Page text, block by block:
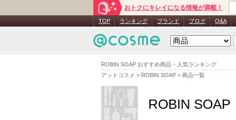
ROBIN SOAP おすすめ商品・人気ランキング
アットコスメ > ROBIN SOAP > 商品一覧
おトクにキレイになる情報が満載！
TOP ランキング ブランド ブログ Q&A
ROBIN SOAP